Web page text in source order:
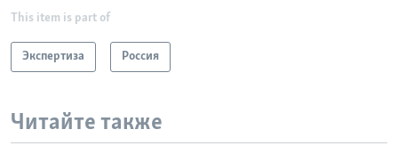
This item is part of
Экспертиза Россия
Читайте также